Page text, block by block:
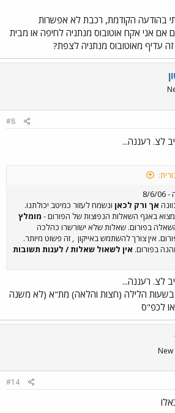
בהודעה הקודמת, רכבת לא אפשרות
אם אני אקח אוטובוס מנתניה לחיפה או מבית
עדיף מאוטובוס מנתניה לצפת?
#8
לצ. רעננה...
אך ורק לכאן ונשמח לעזור כמיטב יכולתנו.
למצוא באגף השאלות הנפוצות של הפורום - מומלץ
בפורום. שאלות שלא ישורשרו כהלכה
אין צורך להשתמש באייקון , זה פשוט מיותר.
בפורום. אין לשאול שאלות / לענות תשובות
לצ. רעננה...
בשעות הלילה (חצות והלאה) מת"א (לא משנה
לכפ"ס
#14